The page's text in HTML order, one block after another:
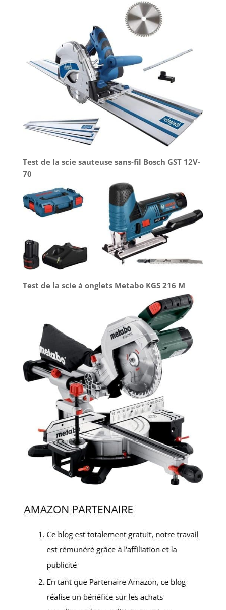
Test de la scie sauteuse sans-fil Bosch GST 12V-
70
Test de la scie à onglets Metabo KGS 216 M